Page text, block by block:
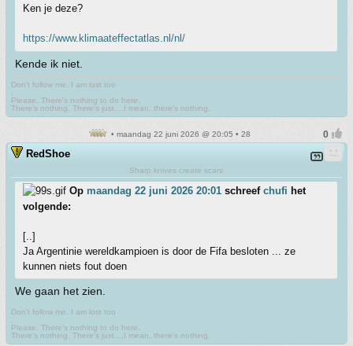
Ken je deze?
https://www.klimaateffectatlas.nl/nl/
Kende ik niet.
Don't follow me. I am lost too
Please. There's nothing to do here.
There's nothing. There's just....I mean, there's nothing.
• maandag 22 juni 2026 @ 20:05 • 28
RedShoe
Sharp knives create scars
Op maandag 22 juni 2026 20:01 schreef chufi het
volgende:
[..]
Ja Argentinie wereldkampioen is door de Fifa besloten ... ze
kunnen niets fout doen
We gaan het zien.
Don't follow me. I am lost too
Please. There's nothing to do here.
There's nothing. There's just....I mean, there's nothing.